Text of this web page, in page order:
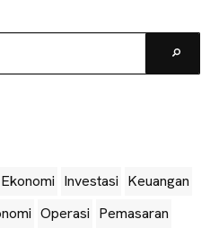
Ekonomi Investasi Keuangan
Operasi Pemasaran